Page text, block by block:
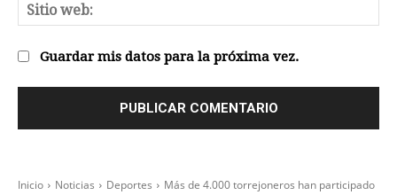
Guardar mis datos para la próxima vez.